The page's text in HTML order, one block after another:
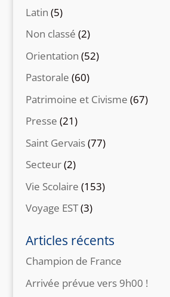
Latin (5)
Non classé (2)
Orientation (52)
Pastorale (60)
Patrimoine et Civisme (67)
Presse (21)
Saint Gervais(77)
Secteur(2)
Vie Scolaire (153)
Voyage EST(3)
Articles récents
Champion de France
Arrivée prévue vers 9h00 !